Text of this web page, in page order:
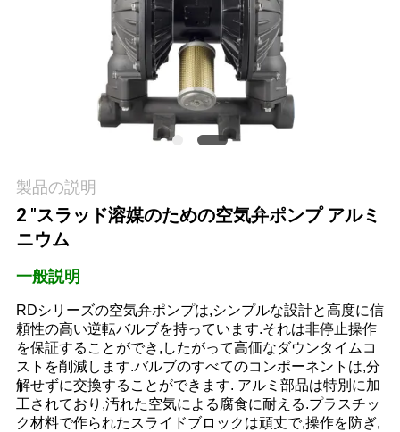
案
内
品
質
管
理
製品の説明
2 "スラッド溶媒のための空気弁ポンプ アルミ
ニウム
一般説明
RDシリーズの空気弁ポンプは,シンプルな設計と高度に信
頼性の高い逆転バルブを持っています.それは非停止操作
を保証することができ,したがって高価なダウンタイムコ
ストを削減します.バルブのすべてのコンポーネントは,分
解せずに交換することができます. アルミ部品は特別に加
工されており,汚れた空気による腐食に耐える.プラスチッ
ク材料で作られたスライドブロックは頑丈で,操作を防ぎ,